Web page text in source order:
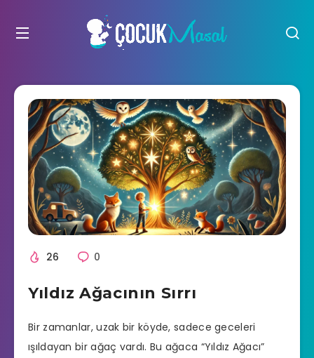
26 0
Yıldız Ağacının Sırrı
Bir zamanlar, uzak bir köyde, sadece geceleri
ışıldayan bir ağaç vardı. Bu ağaca “Yıldız Ağacı”